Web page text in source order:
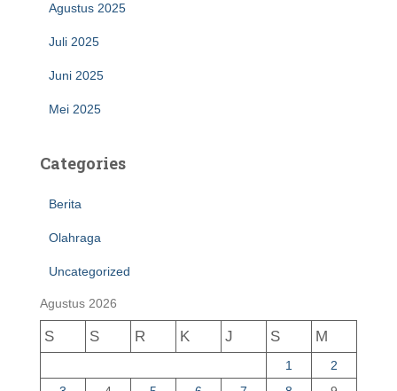
Agustus 2025
Juli 2025
Juni 2025
Mei 2025
Categories
Berita
Olahraga
Uncategorized
Agustus 2026
S S R K J S M
1
2